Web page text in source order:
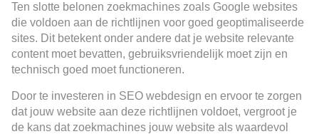
Ten slotte belonen zoekmachines zoals Google websites
die voldoen aan de richtlijnen voor goed geoptimaliseerde
sites. Dit betekent onder andere dat je website relevante
content moet bevatten, gebruiksvriendelijk moet zijn en
technisch goed moet functioneren.
Door te investeren in SEO webdesign en ervoor te zorgen
dat jouw website aan deze richtlijnen voldoet, vergroot je
de kans dat zoekmachines jouw website als waardevol